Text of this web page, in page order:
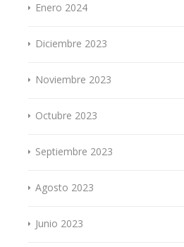
Enero 2024
Diciembre 2023
Noviembre 2023
Octubre 2023
Septiembre 2023
Agosto 2023
Junio 2023